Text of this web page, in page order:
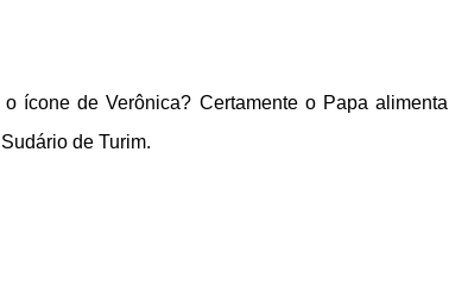
ícone de Verônica? Certamente o Papa alimenta
de Turim.